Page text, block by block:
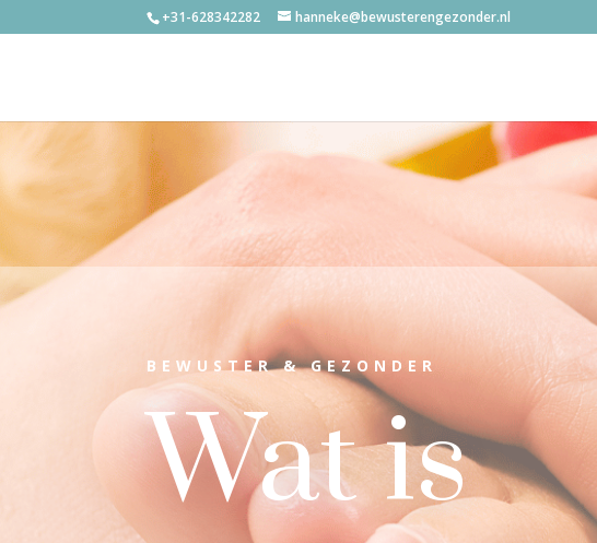
+31-628342282 hanneke@bewusterengezonder.nl
BEWUSTER & GEZONDER
Wat is